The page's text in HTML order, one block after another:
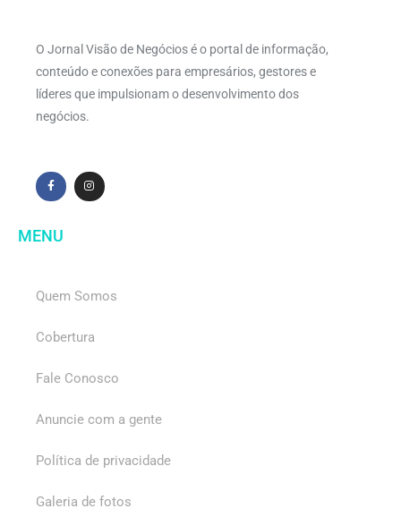
O Jornal Visão de Negócios é o portal de informação,
conteúdo e conexões para empresários, gestores e
líderes que impulsionam o desenvolvimento dos
negócios.
MENU
Quem Somos
Cobertura
Fale Conosco
Anuncie com a gente
Política de privacidade
Galeria de fotos